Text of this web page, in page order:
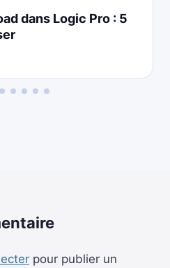
dans Logic Pro : 5
pour publier un